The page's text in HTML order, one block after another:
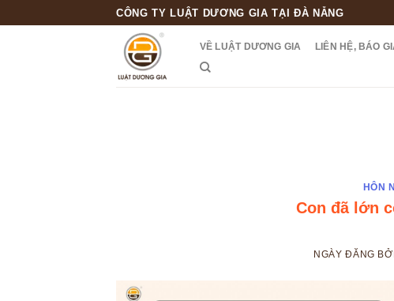
CÔNG TY LUẬT DƯƠNG GIA TẠI ĐÀ NẴNG
VỀ LUẬT DƯƠNG GIA LIÊN HỆ, BÁO
HÔN
Con đã lớn
NGÀY ĐĂNG